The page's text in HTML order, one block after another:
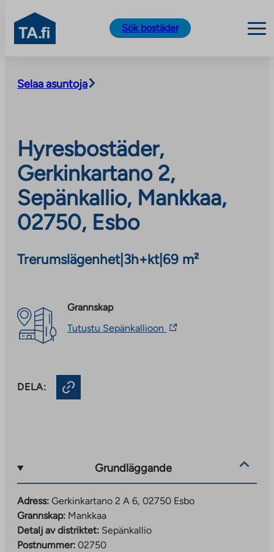
content
TA.fi
Sök bostäder
Selaa asuntoja
Hyresbostäder,
Gerkinkartano 2,
Sepänkallio, Mankkaa,
02750, Esbo
Trerumslägenhet| 3h+kt| 69 m²
Grannskap
Tutustu Sepänkallioon The
tab
DELA:
Grundläggande
Adress: Gerkinkartano 2 A 6, 02750 Esbo
Grannskap: Mankkaa
Detalj av distriktet: Sepänkallio
Postnummer: 02750